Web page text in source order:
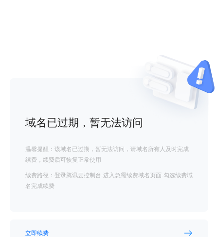
域名已过期，暂无法访问
温馨提醒：该域名已过期，暂无法访问，请域名所有人及时完成
续费，续费后可恢复正常使用
续费路径：登录腾讯云控制台-进入急需续费域名页面-勾选续费域
名完成续费
立即续费